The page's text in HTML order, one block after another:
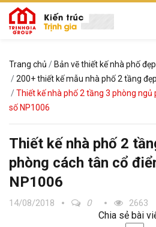
Trang chủ
Bản vẽ thiết kế nhà phố
200+ thiết kế mẫu nhà phố 2 tầng
Thiết kế nhà phố 2 tầng 3 phòng ngủ
số NP1006
Thiết kế nhà phố 2
phòng cách tân cổ
NP1006
14/08/2018 0 2663
Chia sẻ bài